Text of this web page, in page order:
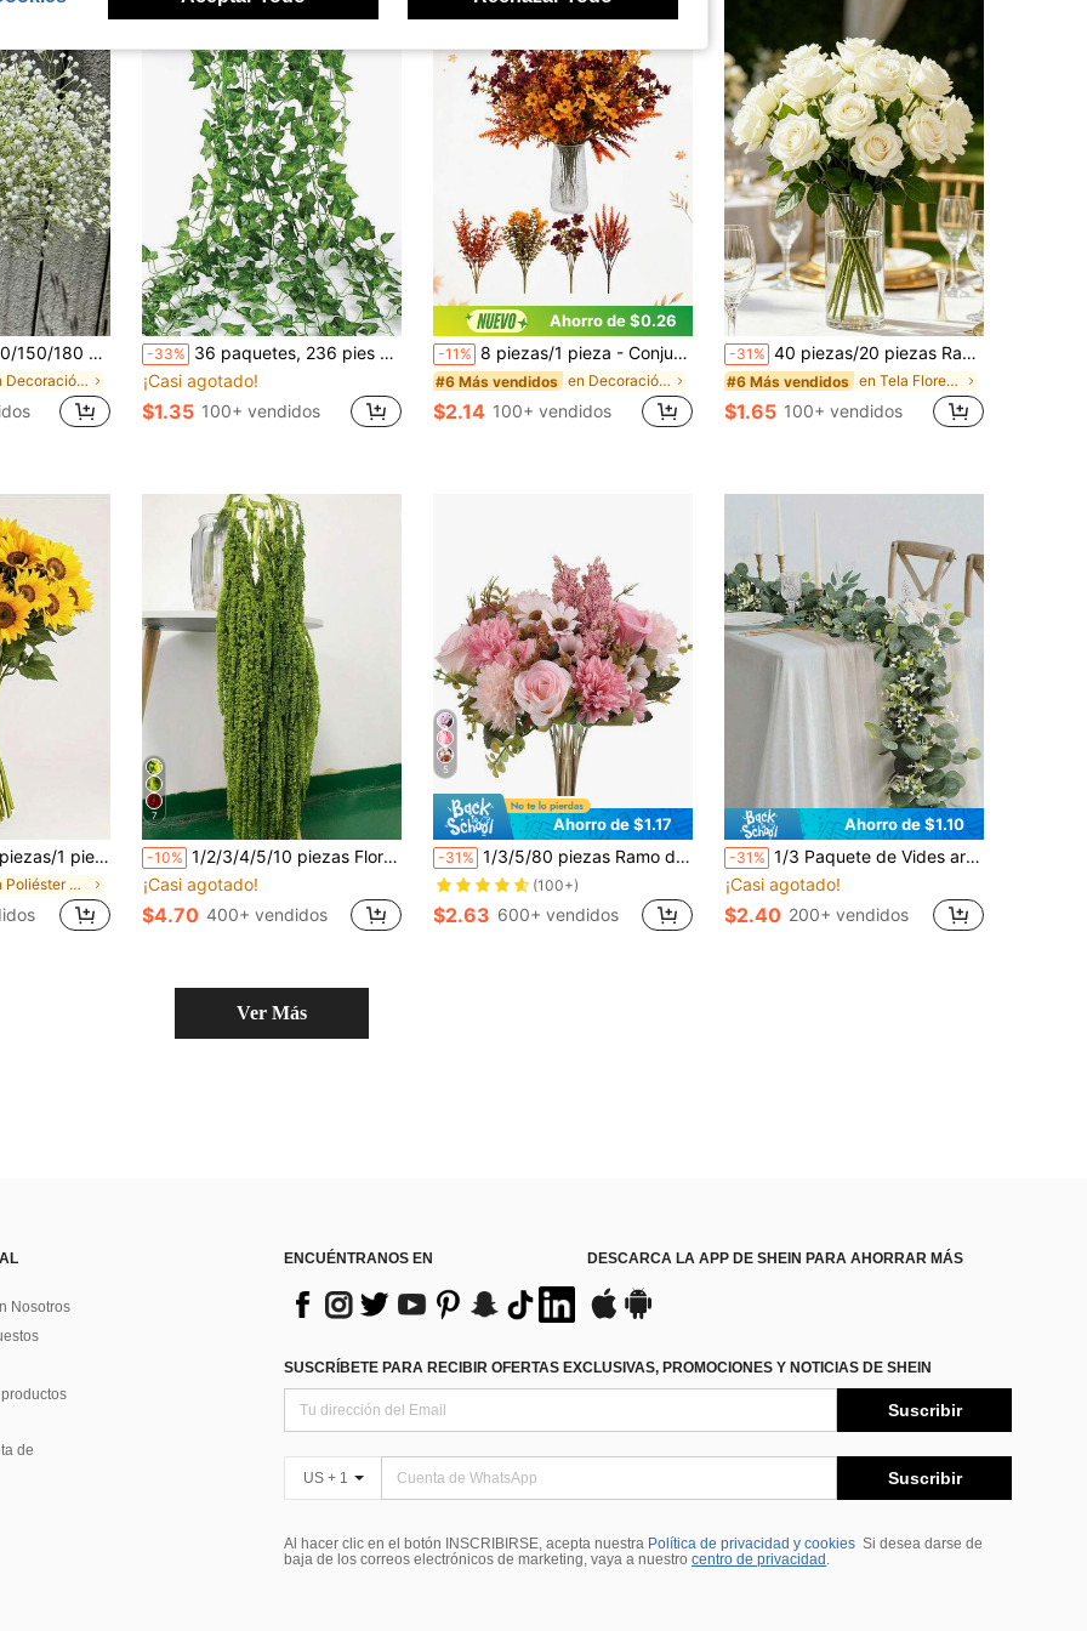
decoración de fiesta de boda, decoración de habitación, decoración floral, estas flores artificiales de plástico son perfectas para decoración de mesa y arreglos en floreros. También son ideales para fiestas de boda, jardines y decoración de dormitorio.
en Decoración del hogar, decoraciones para la temp
-33% 36 paquetes, 236 pies de enredaderas de hiedra artificial, 78.72 pulgadas por paquete, enredaderas de hiedra falsa para decoración de bodas, dormitorio, decoración de fiestas DIY, guirnalda de hiedra realista con hojas falsas, decoración de pared interior/exterior con enredaderas colgantes
¡Casi agotado!
$1.35 100+ vendidos
Ahorro de $0.26
-11% 8 piezas/1 pieza - Conjunto de ramos de flores artificiales de otoño de 4 estilos mixtos color naranja, decoración de centro de mesa de jarrón de cosecha de Acción de Gracias, decoración de cosecha de Acción de Gracias, decoración de Acción de Gracias, decoración de habitación, decoración de centro de mesa de otoño de estilo granja, relleno de jarrón de cosecha de Acción de Gracias, estética de otoño de granja de campo, relleno de jarrón de vidrio, decoración de centro de mesa, decoración de mesa de fiesta de Acción de Gracias, arreglo de ramo de otoño estacional, suministros de decoración de otoño para bodas
#6 Más vendidos en Decoración artificial estilo naranja Decoracion
$2.14 100+ vendidos
-31% 40 piezas/20 piezas Ramo de rosas de seda blanca con tacto realista, ramo de mano para novia y boda, decoración de centro de mesa, decoración de jarrón para el hogar interior, regalo de Acción de Gracias y Navidad, arreglo floral DIY duradero y resistente sin riego ni decoloración
#6 Más vendidos en Tela Flores Artificiales
$1.65 100+ vendidos
y manualidades de primavera/verano. Bodas de verano y otoño, decoración de Acción de Gracias. Decoraciones para el hogar y fiestas
en Poliéster Flores Artificiales
7
-10% 1/2/3/4/5/10 piezas Flores artificiales colgantes de amaranto, arte floral, arte floral colgante, decoración de arco de boda, decoración de fondo
¡Casi agotado!
$4.70 400+ vendidos
5
Ahorro de $1.17
-31% 1/3/5/80 piezas Ramo de hortensias de seda artificial, rosa de té falsa, adecuado para boda de otoño, se puede usar para restaurante, dormitorio, decoración de habitación, suministros para fiesta de vacaciones, decoración de jardín al aire libre
(100+)
$2.63 600+ vendidos
Ahorro de $1.10
-31% 1/3 Paquete de Vides artificiales de Eucalipto Blanco y Flor de Novia para decoración, Hojas de Eucalipto de Dólar de Plata adecuadas para Navidad, Hogar, Pared, Boda, Centro de Mesa, Ducha, Decoración Interior y Exterior, Regalo de Primavera y Verano
¡Casi agotado!
$2.40 200+ vendidos
Ver Más
Nosotros
de
ENCUÉNTRANOS EN DESCARCA LA APP DE SHEIN PARA AHORRAR MÁS
SUSCRÍBETE PARA RECIBIR OFERTAS EXCLUSIVAS, PROMOCIONES Y NOTICIAS DE SHEIN
Suscribir
US + 1 Suscribir
Al hacer clic en el botón INSCRIBIRSE, acepta nuestra Política de privacidad y cookies Si desea darse de
baja de los correos electrónicos de marketing, vaya a nuestro centro de privacidad .